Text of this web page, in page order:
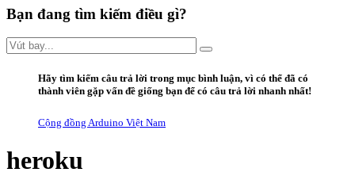
Bạn đang tìm kiếm điều gì?
Hãy tìm kiếm câu trả lời trong mục bình luận, vì có thể đã có
thành viên gặp vấn đề giống bạn để có câu trả lời nhanh nhất!
Cộng đồng Arduino Việt Nam
heroku